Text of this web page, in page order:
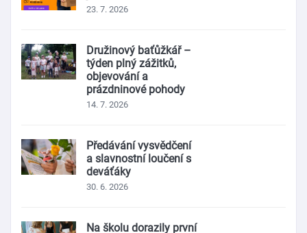
23. 7. 2026
Družinový baťůžkář –
týden plný zážitků,
objevování a
prázdninové pohody
14. 7. 2026
Předávání vysvědčení
a slavnostní loučení s
deváťáky
30. 6. 2026
Na školu dorazily první